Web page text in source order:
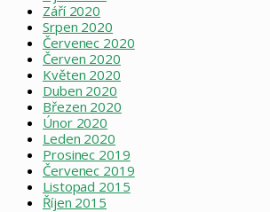
Září 2020
Srpen 2020
Červenec 2020
Červen 2020
Květen 2020
Duben 2020
Březen 2020
Únor 2020
Leden 2020
Prosinec 2019
Červenec 2019
Listopad 2015
Říjen 2015